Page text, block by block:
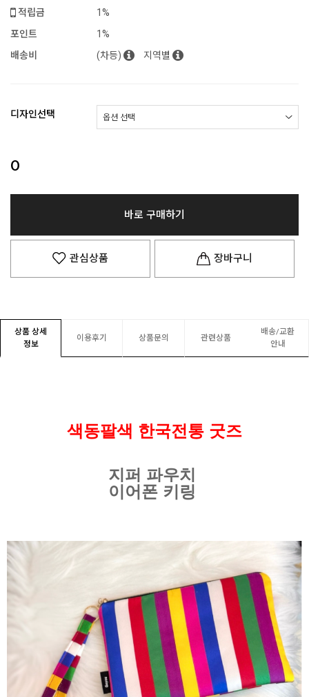
적립금
1%
포인트
1%
배송비
(차등) 지역별
디자인선택
0
바로 구매하기
관심상품 장바구니
상품 상세
정보
이용후기 상품문의 관련상품
배송/교환
안내
색동팔색 한국전통 굿즈
지퍼 파우치
이어폰 키링